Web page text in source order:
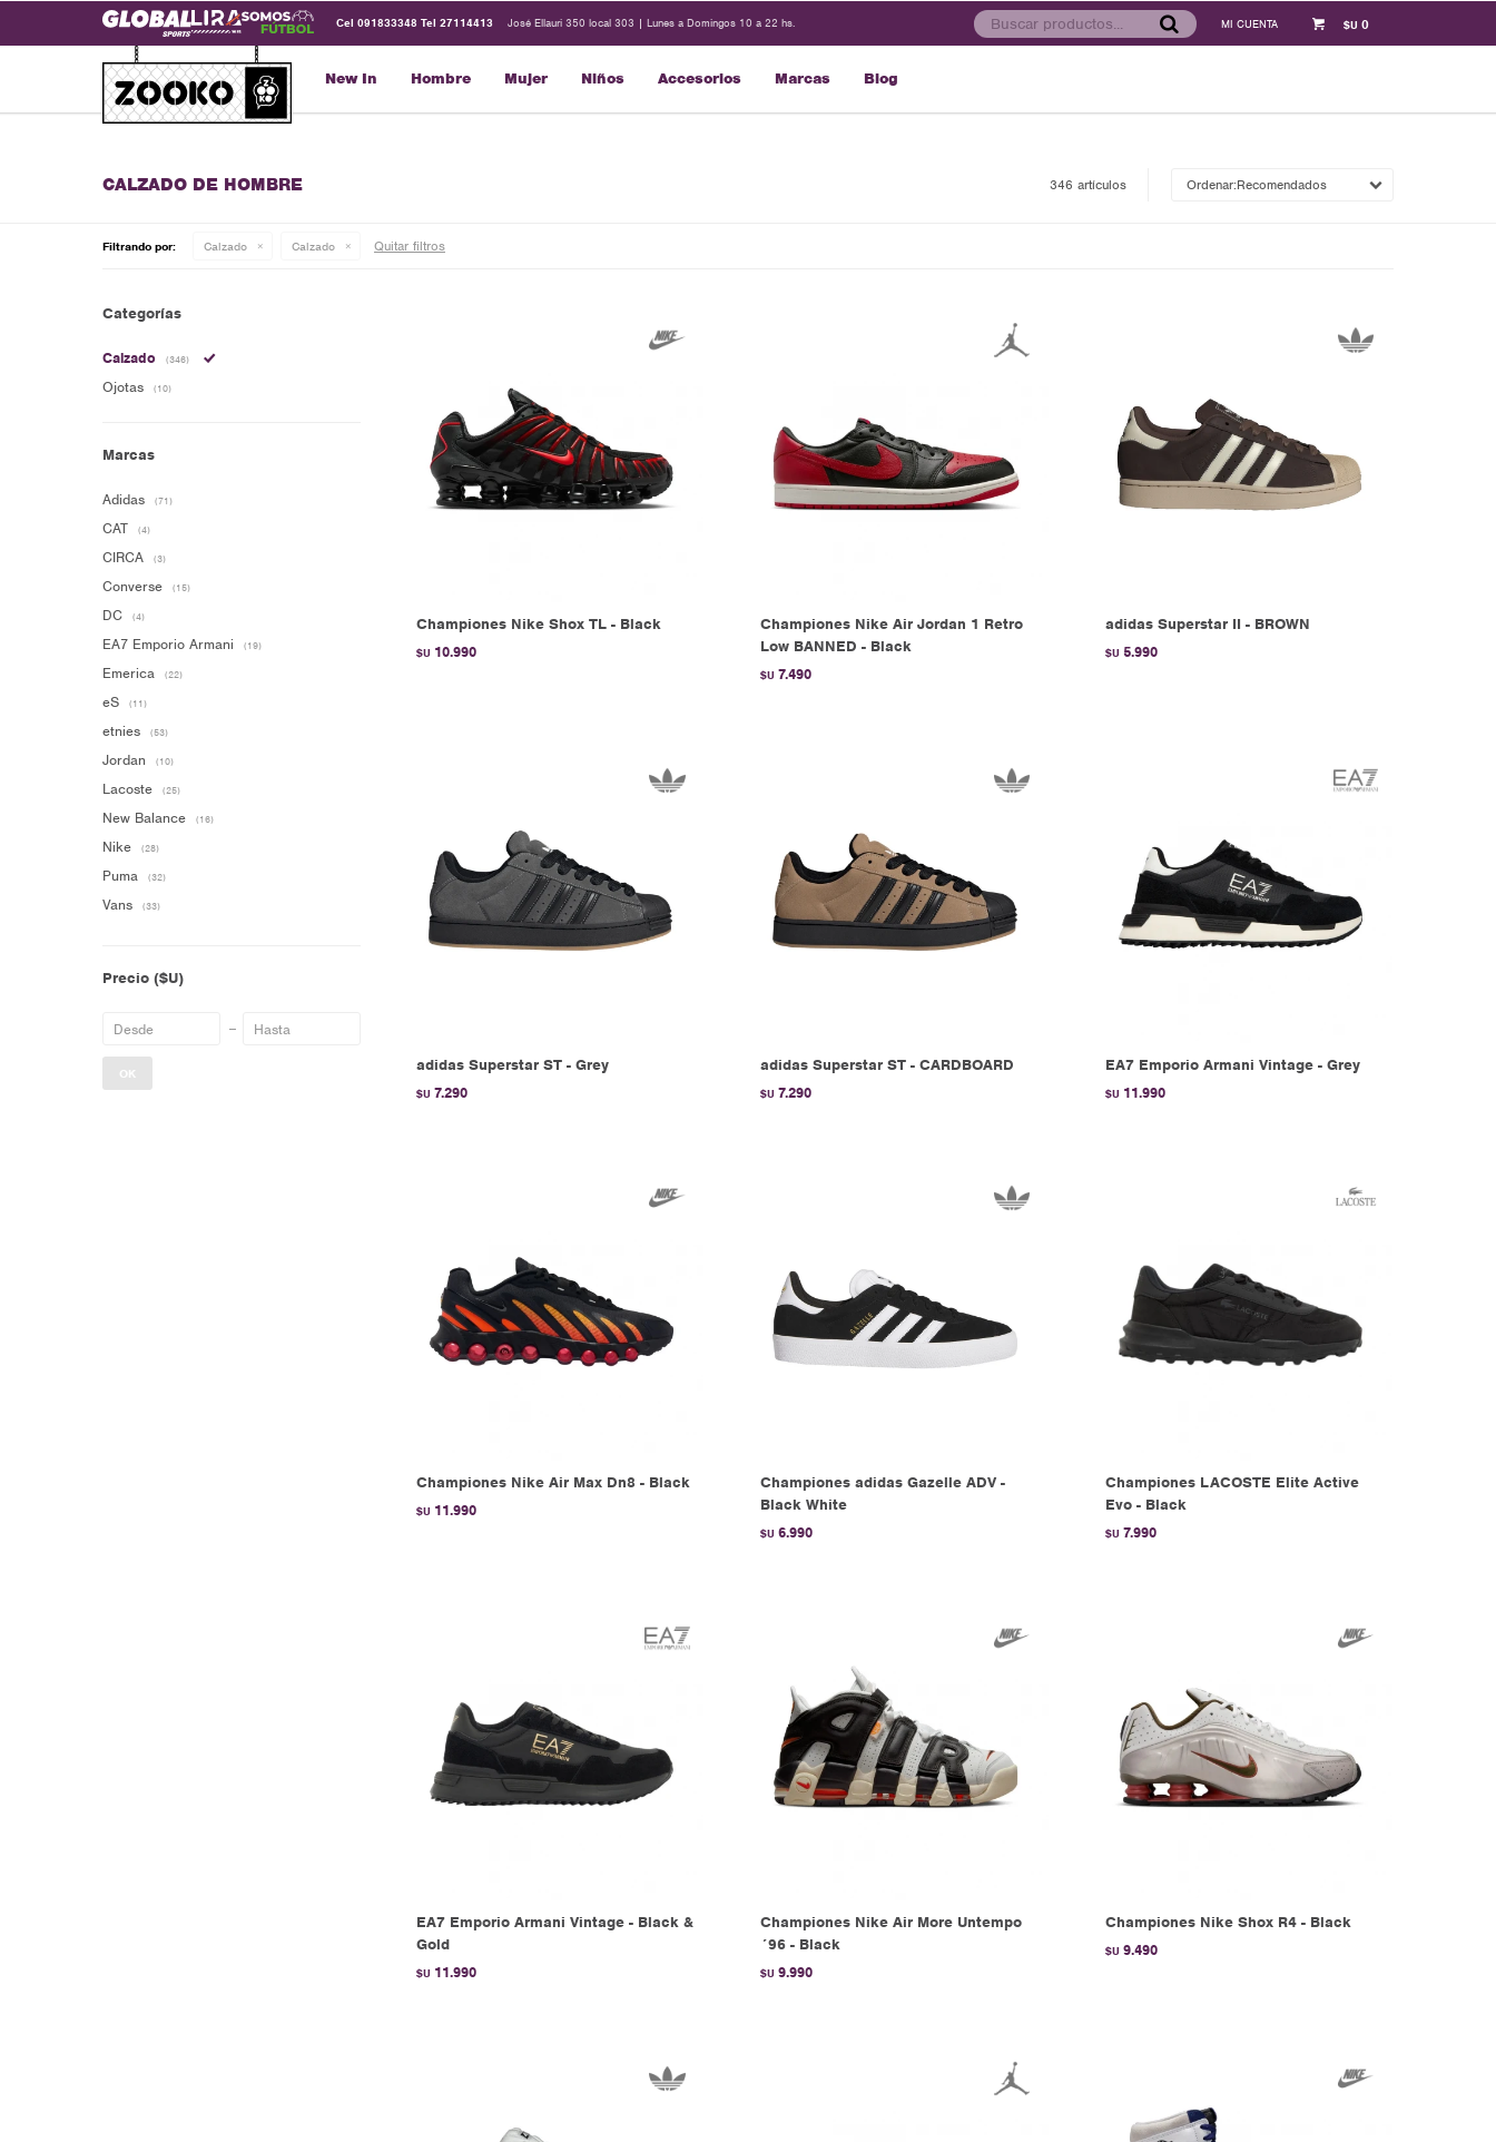
New In Hombre Mujer Niños Accesorios Marcas Blog
$U 0
Cel 091833348 Tel 27114413 José Ellauri 350 local 303 | Lunes a Domingos 10 a 22 hs.
CALZADO DE HOMBRE 346 artículos Recomendados
Filtrando por: Calzado Calzado Quitar filtros
Championes Nike Shox TL - Black
$U 10.990
Championes Nike Air Jordan 1 Retro
Low BANNED - Black
$U 7.490
adidas Superstar II - BROWN
$U 5.990
adidas Superstar ST - Grey
$U 7.290
adidas Superstar ST - CARDBOARD
$U 7.290
EA7 Emporio Armani Vintage - Grey
$U 11.990
Championes Nike Air Max Dn8 - Black
$U 11.990
Championes adidas Gazelle ADV -
Black White
$U 6.990
Championes LACOSTE Elite Active
Evo - Black
$U 7.990
EA7 Emporio Armani Vintage - Black &
Gold
$U 11.990
Championes Nike Air More Untempo
´96 - Black
$U 9.990
Championes Nike Shox R4 - Black
$U 9.490
Categorías
Calzado (346)
Ojotas (10)
Marcas
Adidas (71)
CAT (4)
CIRCA (3)
Converse (15)
DC (4)
EA7 Emporio Armani (19)
Emerica (22)
eS (11)
etnies (53)
Jordan (10)
Lacoste (25)
New Balance (16)
Nike (28)
Puma (32)
Vans (33)
Precio ($U)
OK